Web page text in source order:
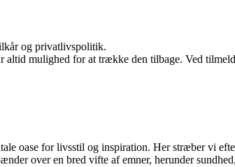
og privatlivspolitik.
mulighed for at trække den tilbage. Ved
oase for livsstil og inspiration. Her stræber vi
over en bred vifte af emner, herunder